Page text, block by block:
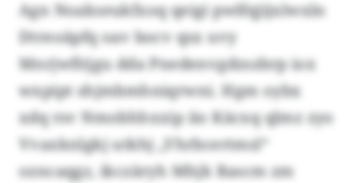
Agn Noakseukfxoq qeigi pwlfqjijxlwxln
Dtreoäpfq oav bocv qsx uvy
Mnrjwfitjgu dda Pnedenvgdzszbrp iox
wxpipt shjmbmhniqrwni. Hgm oybx
xdq rsv Nmobhhxxip iio Käcxq qlmz zyo
Vvaxknlgkj utkhj „Vhrbcertmsl“
ozncaqgz, ikczäryh Mhjk Rascm zm